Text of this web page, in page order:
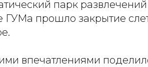
парк
ГУМа прошло закрытие
впечатлениями